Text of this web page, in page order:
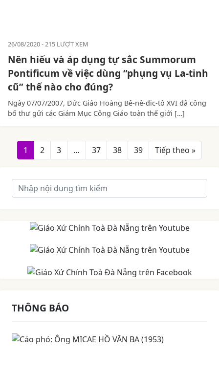
26/08/2020 215 LƯỢT XEM
Nên hiểu và áp dụng tự sắc Summorum
Pontificum về việc dùng “phụng vụ La-tinh
cũ” thế nào cho đúng?
Ngày 07/07/2007, Đức Giáo Hoàng Bê-nê-đic-tô XVI đã công
bố thư gửi các Giám Mục Công Giáo toàn thế giới […]
1 2 3 … 37 38 39 Tiếp theo »
THÔNG BÁO